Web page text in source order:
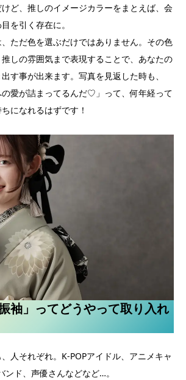
ど、推しのイメージカラーをまとえば、会
を引く存在に。
ただ色を選ぶだけではありません。その色
しの雰囲気まで表現することで、あなたの
す事が出来ます。写真を見返した時も、
の愛が詰まってるんだ♡」って、何年経って
になれるはずです！
袖」ってどうやって取り入れ
、人それぞれ。K-POPアイドル、アニメキャ
ンド、声優さんなどなど…。